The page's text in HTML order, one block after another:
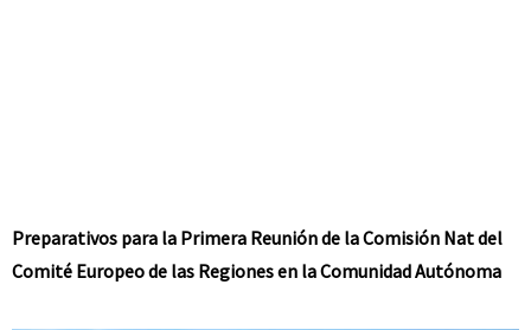
Preparativos para la Primera Reunión de la Comisión Nat del
Comité Europeo de las Regiones en la Comunidad Autónoma